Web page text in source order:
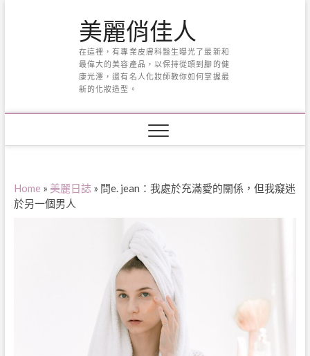
美麗俏佳人
在這裡，有專業皮膚科醫生曝光了最新和
最偉大的美容產品，以保持從頭到腳的健
康光澤，還有名人化妝師教你如何掌握最
新的化妝造型。
Home » 美麗日誌 » 問e. jean：我處於充滿愛的關係，但我癡迷
於另一個男人